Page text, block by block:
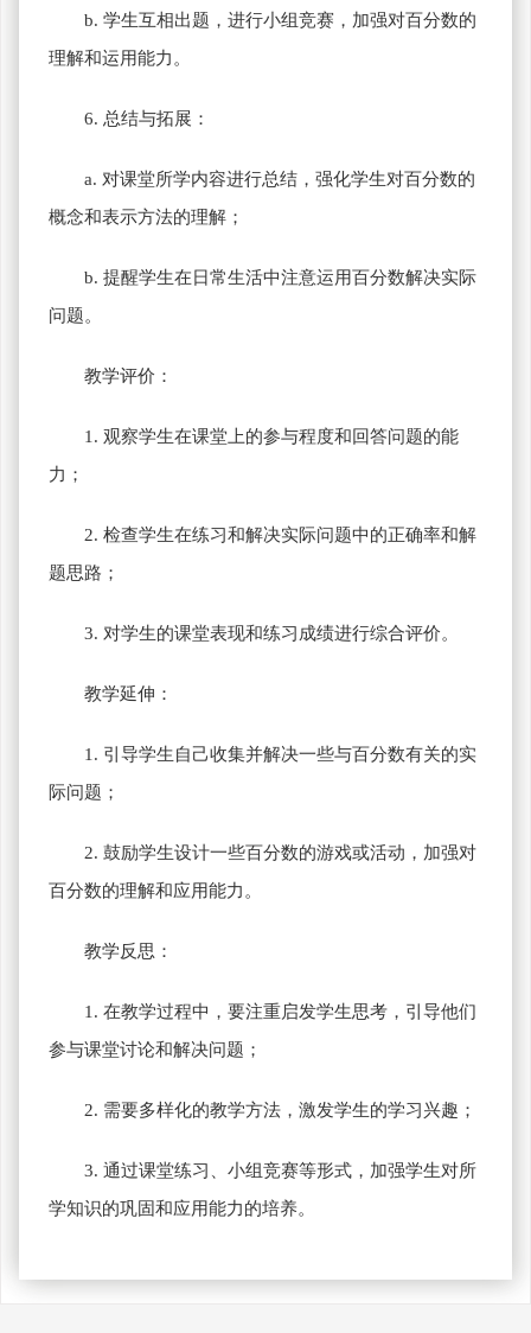
b. 学生互相出题，进行小组竞赛，加强对百分数的
理解和运用能力。
6. 总结与拓展：
a. 对课堂所学内容进行总结，强化学生对百分数的
概念和表示方法的理解；
b. 提醒学生在日常生活中注意运用百分数解决实际
问题。
教学评价：
1. 观察学生在课堂上的参与程度和回答问题的能
力；
2. 检查学生在练习和解决实际问题中的正确率和解
题思路；
3. 对学生的课堂表现和练习成绩进行综合评价。
教学延伸：
1. 引导学生自己收集并解决一些与百分数有关的实
际问题；
2. 鼓励学生设计一些百分数的游戏或活动，加强对
百分数的理解和应用能力。
教学反思：
1. 在教学过程中，要注重启发学生思考，引导他们
参与课堂讨论和解决问题；
2. 需要多样化的教学方法，激发学生的学习兴趣；
3. 通过课堂练习、小组竞赛等形式，加强学生对所
学知识的巩固和应用能力的培养。